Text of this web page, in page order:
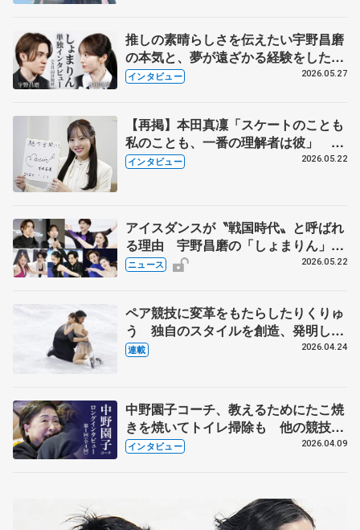
推しの素晴らしさを伝えたい宇野昌磨
の本気と、夢が遠ざかる経験をした本
田真凜の覚悟
インタビュー 2026.05.27
【再掲】本田真凜「スケートのことも
私のことも、一番の理解者は彼」 引
退時の単独インタビューで語った競技
インタビュー 2026.05.22
アイスダンスが〝戦国時代〟と呼ばれ
る理由 宇野昌磨の「しょまりん」ら
実力者が相次いで参戦 国内の競争激
ニュース 2026.05.22
ペア競技に変革をもたらしたりくりゅ
う 独自のスタイルを創造、発明した
【引退発表後②】
連載 2026.04.24
中野園子コーチ、教えるためにたこ焼
きを焼いてトイレ掃除も 他の競技に
も通用するという坂本花織の筋肉
インタビュー 2026.04.09